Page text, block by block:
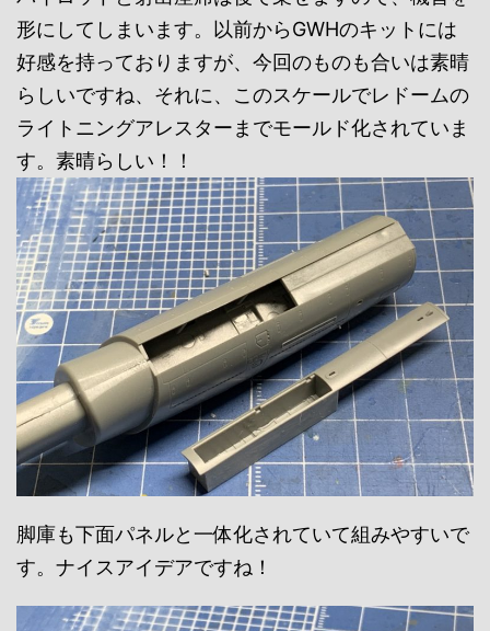
形にしてしまいます。以前からGWHのキットには
好感を持っておりますが、今回のものも合いは素晴
らしいですね、それに、このスケールでレドームの
ライトニングアレスターまでモールド化されていま
す。素晴らしい！！
脚庫も下面パネルと一体化されていて組みやすいで
す。ナイスアイデアですね！